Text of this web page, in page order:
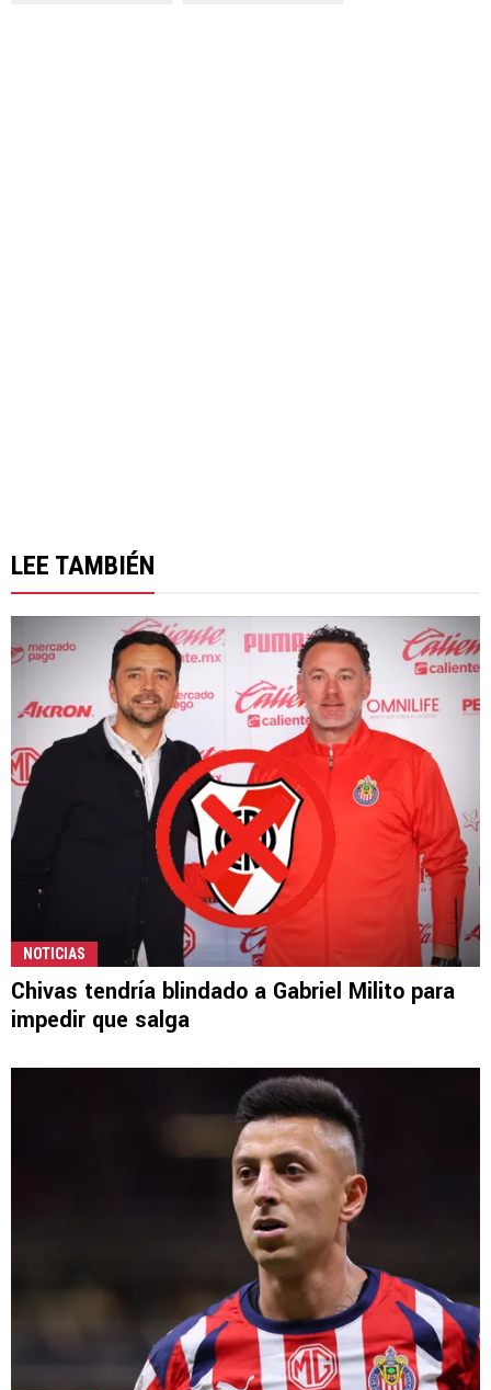
LEE TAMBIÉN
NOTICIAS
Chivas tendría blindado a Gabriel Milito para
impedir que salga